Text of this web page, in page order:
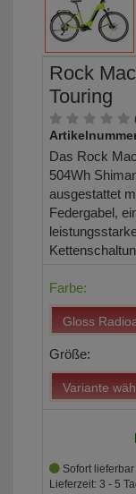
Rock
Touring
Das Rock
504Wh
ausgestattet
Federgabel,
Farbe:
Größe:
Sofort lieferbar
Lieferzeit: 3 - 5